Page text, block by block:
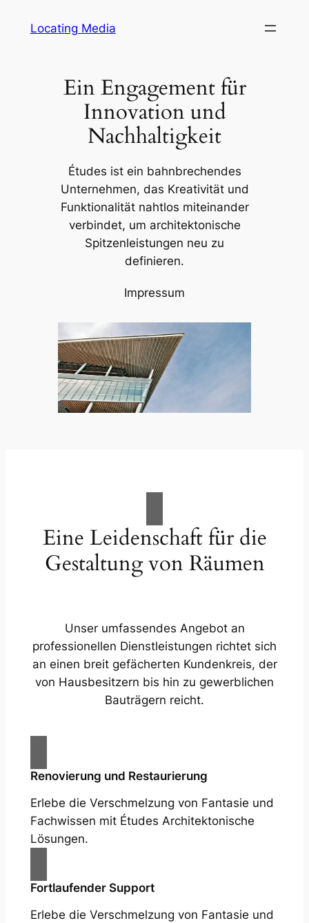
InhaltLocating Media
Ein Engagement für
Innovation und
Nachhaltigkeit
Études ist ein bahnbrechendes
Unternehmen, das Kreativität und
Funktionalität nahtlos miteinander
verbindet, um architektonische
Spitzenleistungen neu zu
definieren.
Impressum
Eine Leidenschaft für die
Gestaltung von Räumen
Unser umfassendes Angebot an
professionellen Dienstleistungen richtet sich
an einen breit gefächerten Kundenkreis, der
von Hausbesitzern bis hin zu gewerblichen
Bauträgern reicht.
Renovierung und Restaurierung
Erlebe die Verschmelzung von Fantasie und
Fachwissen mit Études Architektonische
Lösungen.
Fortlaufender Support
Erlebe die Verschmelzung von Fantasie und